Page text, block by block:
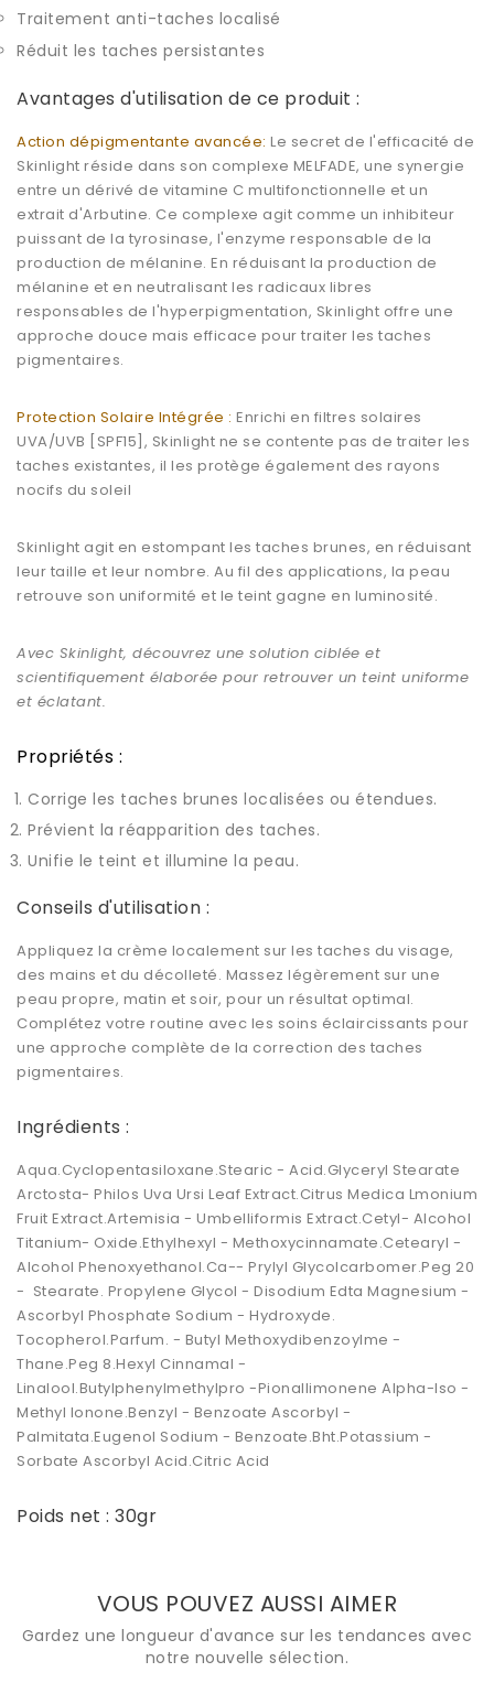
Traitement anti-taches localisé
Réduit les taches persistantes
Avantages d'utilisation de ce produit :
Action dépigmentante avancée: Le secret de l'efficacité de
Skinlight réside dans son complexe MELFADE, une synergie
entre un dérivé de vitamine C multifonctionnelle et un
extrait d'Arbutine. Ce complexe agit comme un inhibiteur
puissant de la tyrosinase, l'enzyme responsable de la
production de mélanine. En réduisant la production de
mélanine et en neutralisant les radicaux libres
responsables de l'hyperpigmentation, Skinlight offre une
approche douce mais efficace pour traiter les taches
pigmentaires.
Protection Solaire Intégrée : Enrichi en filtres solaires
UVA/UVB [SPF15], Skinlight ne se contente pas de traiter les
taches existantes, il les protège également des rayons
nocifs du soleil
Skinlight agit en estompant les taches brunes, en réduisant
leur taille et leur nombre. Au fil des applications, la peau
retrouve son uniformité et le teint gagne en luminosité.
Avec Skinlight, découvrez une solution ciblée et
scientifiquement élaborée pour retrouver un teint uniforme
et éclatant.
Propriétés :
Corrige les taches brunes localisées ou étendues.
Prévient la réapparition des taches.
Unifie le teint et illumine la peau.
Conseils d'utilisation :
Appliquez la crème localement sur les taches du visage,
des mains et du décolleté. Massez légèrement sur une
peau propre, matin et soir, pour un résultat optimal.
Complétez votre routine avec les soins éclaircissants pour
une approche complète de la correction des taches
pigmentaires.
Ingrédients :
Aqua.Cyclopentasiloxane.Stearic - Acid.Glyceryl Stearate
Arctosta- Philos Uva Ursi Leaf Extract.Citrus Medica Lmonium
Fruit Extract.Artemisia - Umbelliformis Extract.Cetyl- Alcohol
Titanium- Oxide.Ethylhexyl - Methoxycinnamate.Cetearyl -
Alcohol Phenoxyethanol.Ca-- Prylyl Glycolcarbomer.Peg 20
- Stearate. Propylene Glycol - Disodium Edta Magnesium -
Ascorbyl Phosphate Sodium - Hydroxyde.
Tocopherol.Parfum. - Butyl Methoxydibenzoylme -
Thane.Peg 8.Hexyl Cinnamal -
Linalool.Butylphenylmethylpro -Pionallimonene Alpha-Iso -
Methyl Ionone.Benzyl - Benzoate Ascorbyl -
Palmitata.Eugenol Sodium - Benzoate.Bht.Potassium -
Sorbate Ascorbyl Acid.Citric Acid
Poids net : 30gr
VOUS POUVEZ AUSSI AIMER
Gardez une longueur d'avance sur les tendances avec
notre nouvelle sélection.